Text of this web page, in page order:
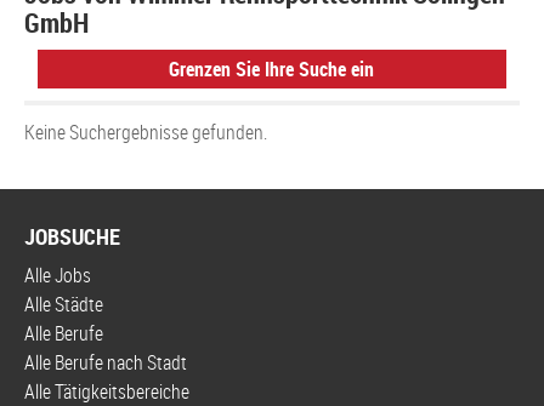
GmbH
Grenzen Sie Ihre Suche ein
Keine Suchergebnisse gefunden.
JOBSUCHE
Alle Jobs
Alle Städte
Alle Berufe
Alle Berufe nach Stadt
Alle Tätigkeitsbereiche